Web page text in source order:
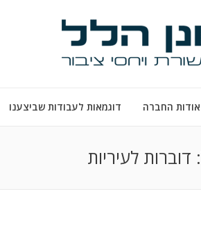
אודות החברה דוגמאות לעבודות שביצענו
דוברות לעיריות